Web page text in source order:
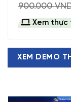
900.000
Xem thực
XEM DEMO